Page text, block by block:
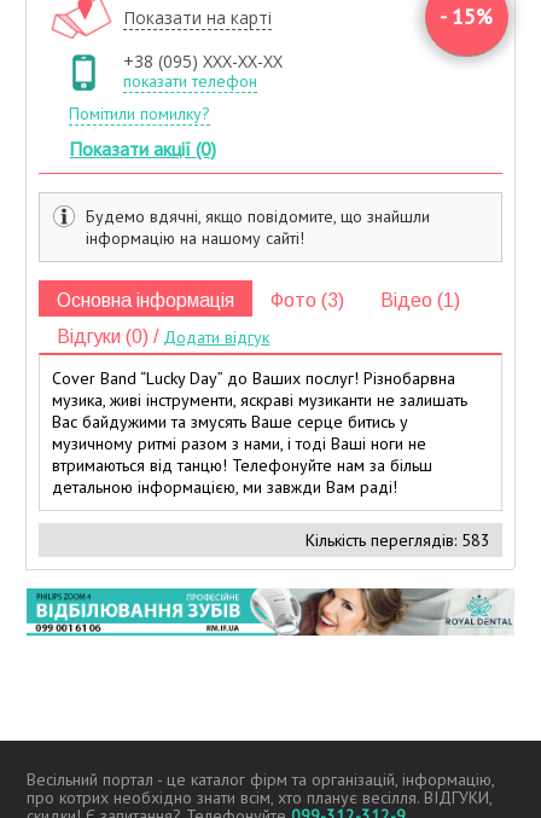
- 15%
Показати на карті
+38 (095) XXX-XX-XX
показати телефон
Помітили помилку?
Показати акції (0)
Будемо вдячні, якщо повідомите, що знайшли
інформацію на нашому сайті!
Основна інформація Фото (3)
Відео (1)
Відгуки (0) / Додати відгук
Cover Band “Lucky Day” до Ваших послуг! Різнобарвна
музика, живі інструменти, яскраві музиканти не залишать
Вас байдужими та змусять Ваше серце битись у
музичному ритмі разом з нами, і тоді Ваші ноги не
втримаються від танцю! Телефонуйте нам за більш
детальною інформацією, ми завжди Вам раді!
Кількість переглядів: 583
Весільний портал - це каталог фірм та організацій, інформацію,
про котрих необхідно знати всім, хто планує весілля. ВІДГУКИ,